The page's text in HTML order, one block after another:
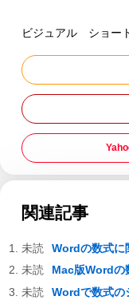
ビジュアル ショー
関連記事
Wordの数式に
Mac版Wordの
Wordで数式の